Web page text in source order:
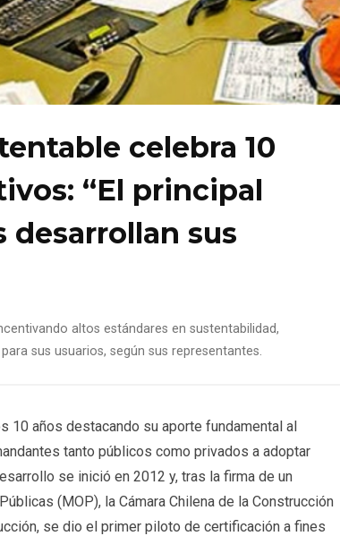
celebra 10
“El principal
desarrollan sus
altos estándares en sustentabilidad,
sus usuarios, según sus representantes.
10 años destacando su aporte fundamental al
tanto públicos como privados a adoptar
se inició en 2012 y, tras la firma de un
(MOP), la Cámara Chilena de la Construcción
se dio el primer piloto de certificación a fines